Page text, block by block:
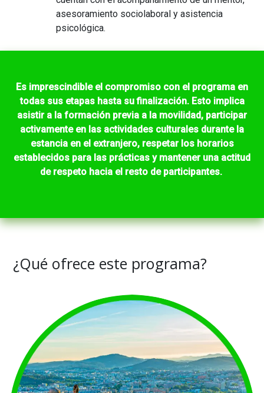
asesoramiento sociolaboral y asistencia
psicológica.
Es imprescindible el compromiso con el programa en
todas sus etapas hasta su finalización. Esto implica
asistir a la formación previa a la movilidad, participar
activamente en las actividades culturales durante la
estancia en el extranjero, respetar los horarios
establecidos para las prácticas y mantener una actitud
de respeto hacia el resto de participantes.
¿Qué ofrece este programa?